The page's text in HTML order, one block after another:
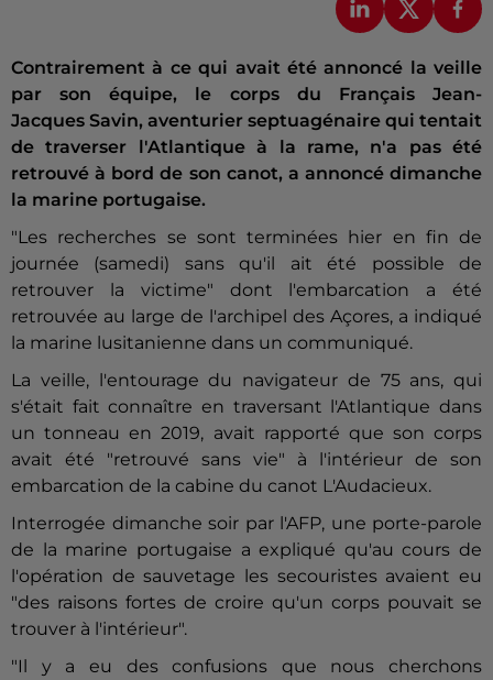
Contrairement à ce qui avait été annoncé la veille
par son équipe, le corps du Français Jean-
Jacques Savin, aventurier septuagénaire qui tentait
de traverser l'Atlantique à la rame, n'a pas été
retrouvé à bord de son canot, a annoncé dimanche
la marine portugaise.
"Les recherches se sont terminées hier en fin de
journée (samedi) sans qu'il ait été possible de
retrouver la victime" dont l'embarcation a été
retrouvée au large de l'archipel des Açores, a indiqué
la marine lusitanienne dans un communiqué.
La veille, l'entourage du navigateur de 75 ans, qui
s'était fait connaître en traversant l'Atlantique dans
un tonneau en 2019, avait rapporté que son corps
avait été "retrouvé sans vie" à l'intérieur de son
embarcation de la cabine du canot L'Audacieux.
Interrogée dimanche soir par l'AFP, une porte-parole
de la marine portugaise a expliqué qu'au cours de
l'opération de sauvetage les secouristes avaient eu
"des raisons fortes de croire qu'un corps pouvait se
trouver à l'intérieur".
"Il y a eu des confusions que nous cherchons